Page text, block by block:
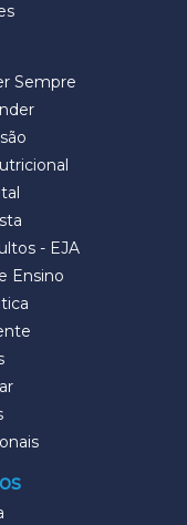
Sempre
- EJA
Ensino